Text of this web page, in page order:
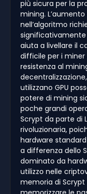
più sicura per la
mining.
nell’algoritmo
significativamente
aiuta a livellare il
difficile per i miner
resistenza al
utilizzano GPU
potere di mining
poche grandi
Scrypt da parte di
rivoluzionaria,
hardware
a differenza dello
dominato da
utilizzo nelle
memoria di